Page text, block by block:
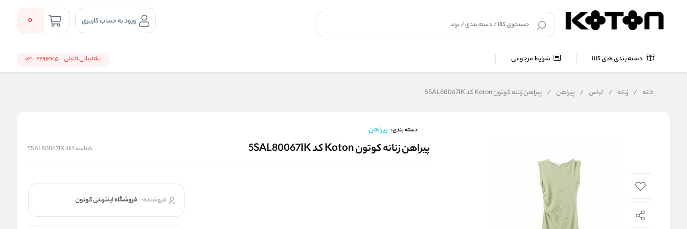
ورود به حساب کاربری 0
دسته بندی های کالا شرایط مرجوعی پشتیبانی تلفنی 22912615-021
خانه / زنانه / لباس / پیراهن / پیراهن زنانه کوتون Koton کد 5SAL80067IK
دسته بندی: پیراهن
پیراهن زنانه کوتون Koton کد 5SAL80067IK شناسه کالا:5SAL80067IK
فروشنده: فروشگاه اینترنتی کوتون